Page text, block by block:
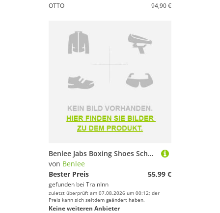
OTTO
94,90 €
Benlee Jabs Boxing Shoes Schwarz EU 39
von Benlee
Bester Preis
55,99 €
gefunden bei TrainInn
zuletzt überprüft am 07.08.2026 um 00:12; der
Preis kann sich seitdem geändert haben.
Keine weiteren Anbieter